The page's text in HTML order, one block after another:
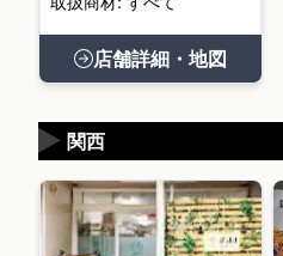
店舗詳細・地図
関西
▶